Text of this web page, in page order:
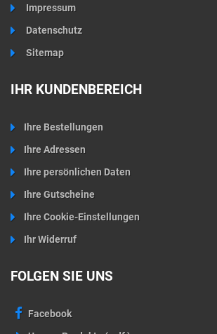
Impressum
Datenschutz
Sitemap
IHR KUNDENBEREICH
Ihre Bestellungen
Ihre Adressen
Ihre persönlichen Daten
Ihre Gutscheine
Ihre Cookie-Einstellungen
Ihr Widerruf
FOLGEN SIE UNS
Facebook